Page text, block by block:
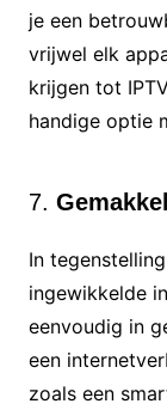
je een
vrijwel elk
krijgen tot
handige optie
7.
In
ingewikkelde
eenvoudig in
een
zoals een